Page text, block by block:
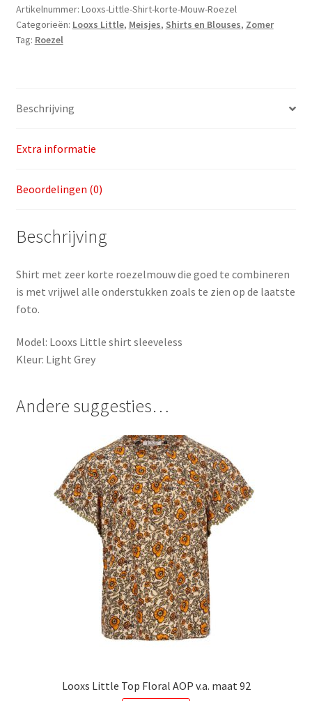
Roezelmouw
v.a.
maat
Artikelnummer: Looxs-Little-Shirt-korte-Mouw-Roezel
Categorieën: Looxs Little, Meisjes, Shirts en Blouses, Zomer
Tag: Roezel
Beschrijving
Extra informatie
Beoordelingen (0)
Beschrijving
Shirt met zeer korte roezelmouw die goed te combineren
is met vrijwel alle onderstukken zoals te zien op de laatste
foto.
Model: Looxs Little shirt sleeveless
Kleur: Light Grey
Andere suggesties…
Looxs Little Top Floral AOP v.a. maat 92